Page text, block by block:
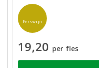
Perswijn
19,20 per fles